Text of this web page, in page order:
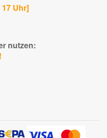
17 Uhr]
nutzen: